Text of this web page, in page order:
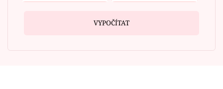
VYPOČÍTAT